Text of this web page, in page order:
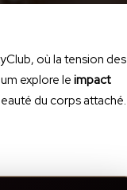
où la tension des
explore le impact
du corps attaché.